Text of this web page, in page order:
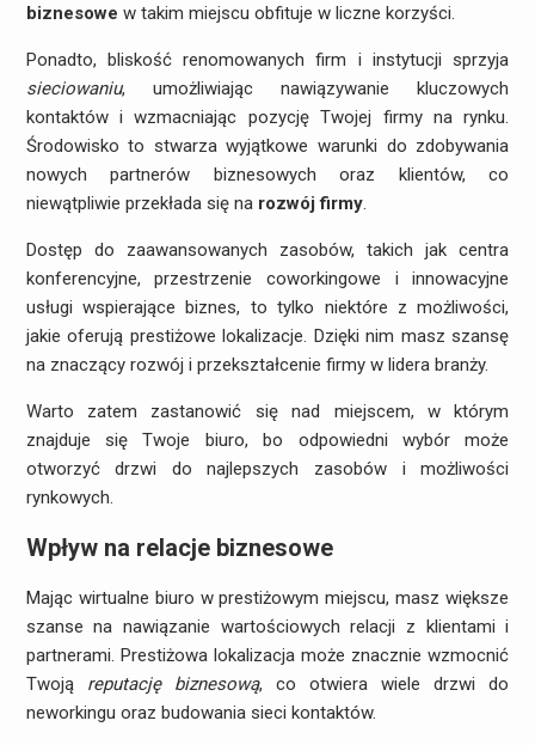
biznesowe w takim miejscu obfituje w liczne korzyści.
Ponadto, bliskość renomowanych firm i instytucji sprzyja
sieciowaniu, umożliwiając nawiązywanie kluczowych
kontaktów i wzmacniając pozycję Twojej firmy na rynku.
Środowisko to stwarza wyjątkowe warunki do zdobywania
nowych partnerów biznesowych oraz klientów, co
niewątpliwie przekłada się na rozwój firmy.
Dostęp do zaawansowanych zasobów, takich jak centra
konferencyjne, przestrzenie coworkingowe i innowacyjne
usługi wspierające biznes, to tylko niektóre z możliwości,
jakie oferują prestiżowe lokalizacje. Dzięki nim masz szansę
na znaczący rozwój i przekształcenie firmy w lidera branży.
Warto zatem zastanowić się nad miejscem, w którym
znajduje się Twoje biuro, bo odpowiedni wybór może
otworzyć drzwi do najlepszych zasobów i możliwości
rynkowych.
Wpływ na relacje biznesowe
Mając wirtualne biuro w prestiżowym miejscu, masz większe
szanse na nawiązanie wartościowych relacji z klientami i
partnerami. Prestiżowa lokalizacja może znacznie wzmocnić
Twoją reputację biznesową, co otwiera wiele drzwi do
neworkingu oraz budowania sieci kontaktów.